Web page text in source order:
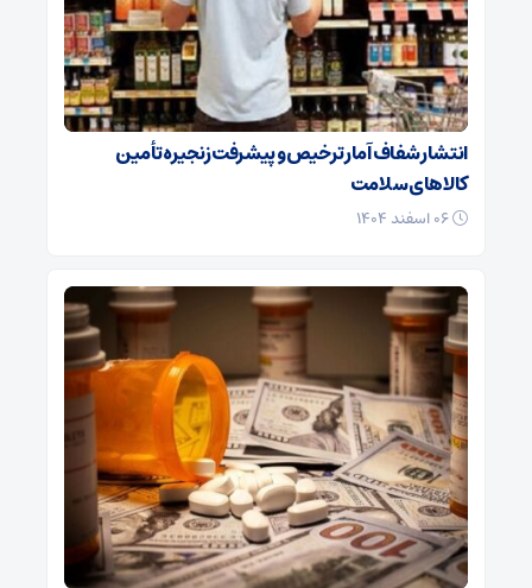
انتشار شفاف آمار ترخیص و پیشرفت زنجیره تأمین
کالاهای سلامت